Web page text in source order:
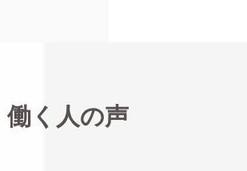
働く人の声